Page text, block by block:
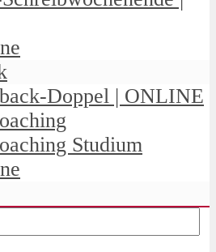
Doppel | ONLINE
Studium